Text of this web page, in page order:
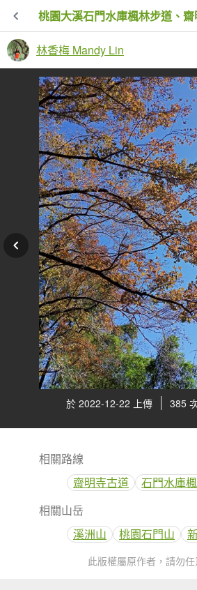
林香梅 Mandy Lin
於 2022-12-22 上傳 385
相關路線
齋明寺古道
石門水庫
相關山岳
溪洲山
桃園石門山
此版權屬原作者，請勿